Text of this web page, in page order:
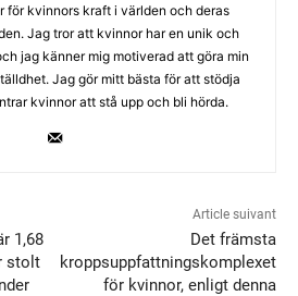
för kvinnors kraft i världen och deras
Jag tror att kvinnor har en unik och
jag känner mig motiverad att göra min
Jag gör mitt bästa för att stödja
kvinnor att stå upp och bli hörda.
1,68
stolt
Article suivant
Det främsta
kroppsuppfattningskomplexet
för kvinnor, enligt denna